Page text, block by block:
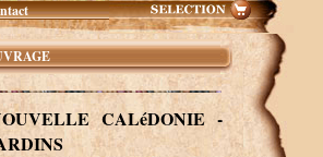
CALéDONIE -